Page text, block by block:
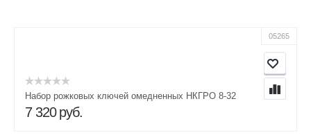
05265
Набор рожковых ключей омедненных НКГРО 8-32
7 320 руб.